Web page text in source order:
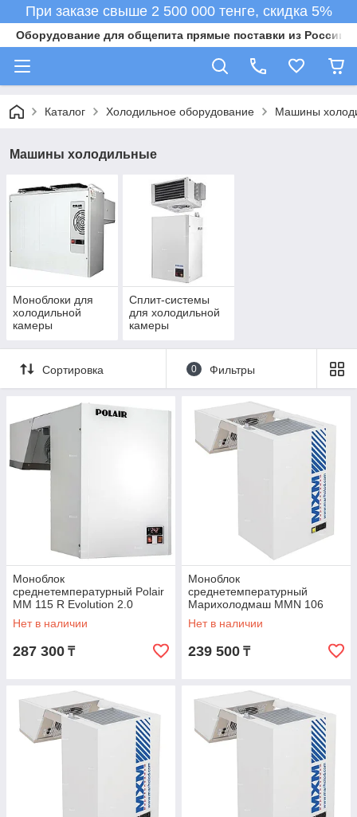
При заказе свыше 2 500 000 тенге, скидка 5%
Оборудование для общепита прямые поставки из России в
Каталог Холодильное оборудование Машины
Машины холодильные
Моноблоки для
холодильной
камеры
Сплит-системы
для холодильной
камеры
Сортировка 0 Фильтры
Моноблок
среднетемпературный Polair
MM 115 R Evolution 2.0
Нет в наличии
287 300 ₸
Моноблок
среднетемпературный
Марихолодмаш MMN 106
Нет в наличии
239 500 ₸